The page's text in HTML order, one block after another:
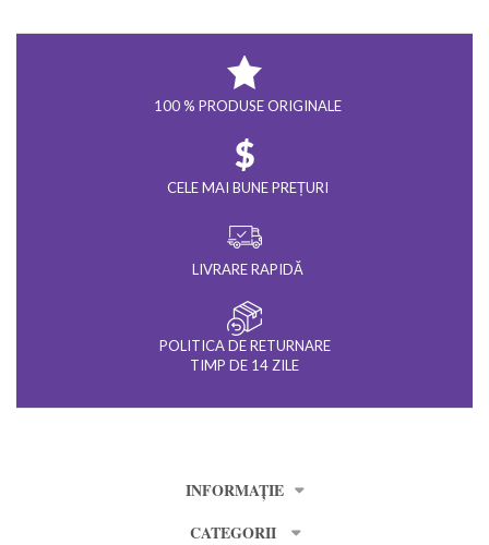
100 % PRODUSE ORIGINALE
CELE MAI BUNE PREȚURI
LIVRARE RAPIDĂ
POLITICA DE RETURNARE
TIMP DE 14 ZILE
INFORMAȚIE
CATEGORII